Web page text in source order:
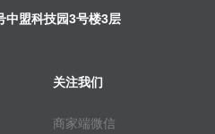
中盟科技园3号楼3层
关注我们
商家端微信